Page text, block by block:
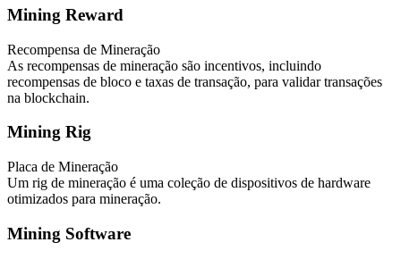
Mining Reward
Recompensa de Mineração
As recompensas de mineração são incentivos, incluindo
recompensas de bloco e taxas de transação, para validar transações
na blockchain.
Mining Rig
Placa de Mineração
Um rig de mineração é uma coleção de dispositivos de hardware
otimizados para mineração.
Mining Software